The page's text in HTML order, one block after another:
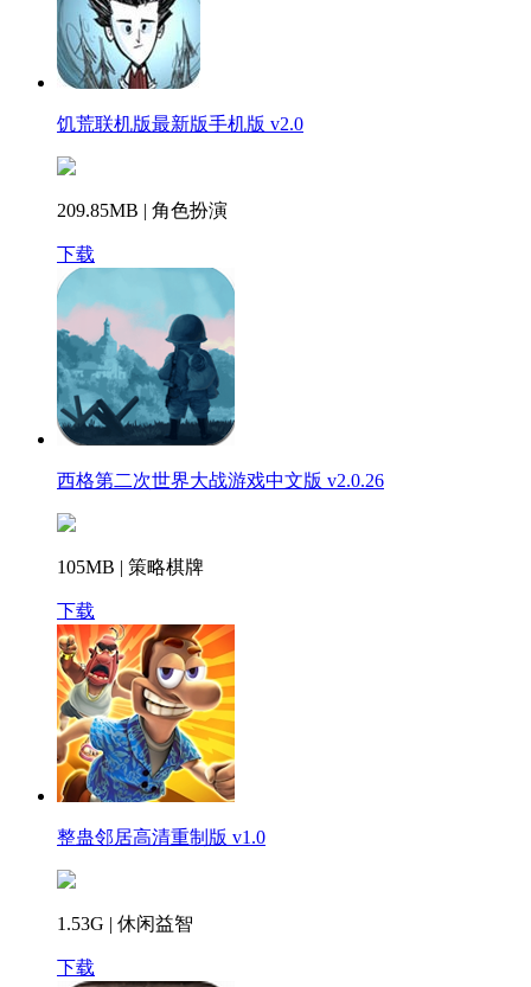
饥荒联机版最新版手机版 v2.0
209.85MB | 角色扮演
下载
西格第二次世界大战游戏中文版 v2.0.26
105MB | 策略棋牌
下载
整蛊邻居高清重制版 v1.0
1.53G | 休闲益智
下载